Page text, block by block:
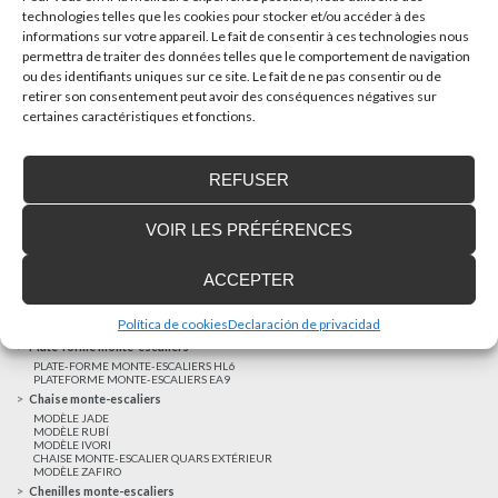
technologies telles que les cookies pour stocker et/ou accéder à des
informations sur votre appareil. Le fait de consentir à ces technologies nous
permettra de traiter des données telles que le comportement de navigation
ou des identifiants uniques sur ce site. Le fait de ne pas consentir ou de
retirer son consentement peut avoir des conséquences négatives sur
certaines caractéristiques et fonctions.
ACCEPTER
REFUSER
VOIR LES PRÉFÉRENCES
Política de cookiesDeclaración de privacidad
AUTRES NOUVELLES
Réalisations récentes
ASCENSEUR PRIVATIF EHP 05
ÉLÉVATEURS VERTICAUX BLE
Plate-forme monte-escaliers
PLATE-FORME MONTE-ESCALIERS HL6
PLATEFORME MONTE-ESCALIERS EA9
Chaise monte-escaliers
MODÈLE JADE
MODÈLE RUBÍ
MODÈLE IVORI
CHAISE MONTE-ESCALIER QUARS EXTÉRIEUR
MODÈLE ZAFIRO
Chenilles monte-escaliers